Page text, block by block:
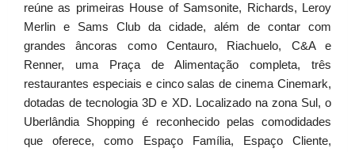
reúne as primeiras House of Samsonite, Richards, Leroy
Merlin e Sams Club da cidade, além de contar com
grandes âncoras como Centauro, Riachuelo, C&A e
Renner, uma Praça de Alimentação completa, três
restaurantes especiais e cinco salas de cinema Cinemark,
dotadas de tecnologia 3D e XD. Localizado na zona Sul, o
Uberlândia Shopping é reconhecido pelas comodidades
que oferece, como Espaço Família, Espaço Cliente,